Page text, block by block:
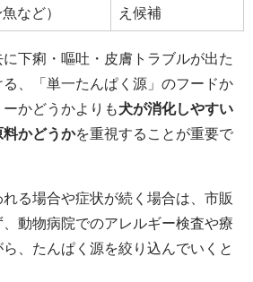
など）
え候補
下痢・嘔吐・皮膚トラブルが出た
、「単一たんぱく源」のフードか
かどうかよりも犬が消化しやすい
かどうかを重視することが重要で
る場合や症状が続く場合は、市販
動物病院でのアレルギー検査や療
、たんぱく源を絞り込んでいくと